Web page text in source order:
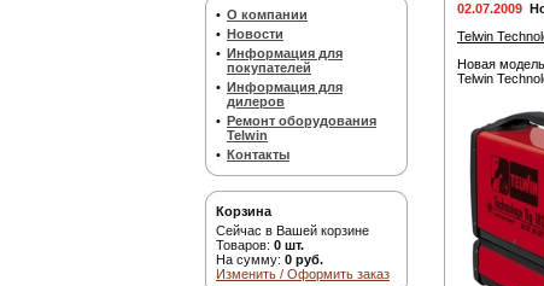
• О компании
• Новости
• Информация для
покупателей
• Информация для
дилеров
• Ремонт оборудования
Telwin
• Контакты
Корзина
Сейчас в Вашей корзине
Товаров: 0 шт.
На сумму: 0 руб.
Изменить / Оформить заказ
02.07.2009
Telwin
Новая
Telwin